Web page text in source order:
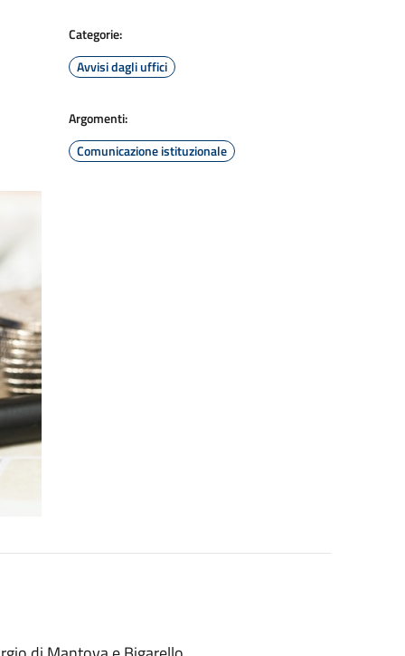
Categorie:
Avvisi dagli uffici
Argomenti:
Comunicazione istituzionale